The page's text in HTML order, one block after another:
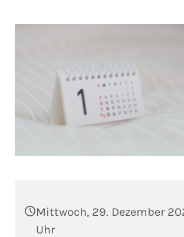
Mittwoch, 29. Dezember
Uhr